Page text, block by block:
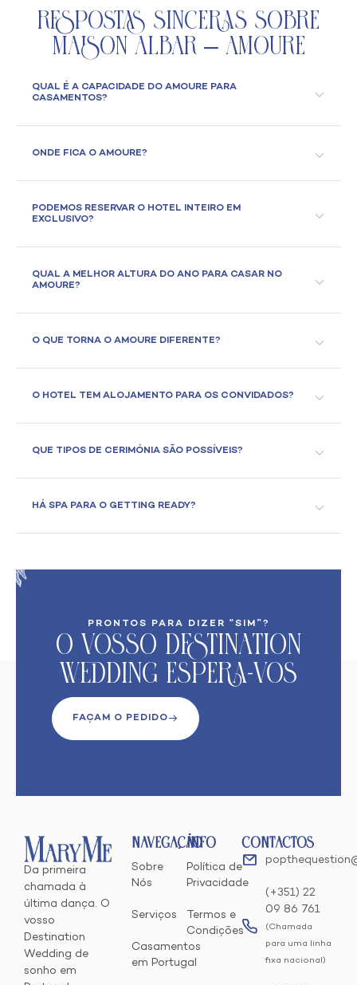
Respostas Sinceras Sobre
Maison Albar – Amoure
QUAL É A CAPACIDADE DO AMOURE PARA
CASAMENTOS?
ONDE FICA O AMOURE?
PODEMOS RESERVAR O HOTEL INTEIRO EM
EXCLUSIVO?
QUAL A MELHOR ALTURA DO ANO PARA CASAR NO
AMOURE?
O QUE TORNA O AMOURE DIFERENTE?
O HOTEL TEM ALOJAMENTO PARA OS CONVIDADOS?
QUE TIPOS DE CERIMÓNIA SÃO POSSÍVEIS?
HÁ SPA PARA O GETTING READY?
PRONTOS PARA DIZER “SIM”?
O VoSso Destination
Wedding Espera-vos
FAÇAM O PEDIDO
Da primeira
chamada à
última dança. O
vosso
Destination
Wedding de
sonho em
Navegação
Sobre
Nós
Serviços
Casamentos
em Portugal
Info
Política de
Privacidade
Termos e
Condições
Contactos
(+351) 22
09 86 761
(Chamada
para uma linha
fixa nacional)